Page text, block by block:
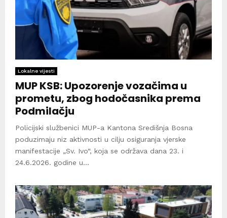
Lokalne vijesti
MUP KSB: Upozorenje vozačima u
prometu, zbog hodočasnika prema
Podmilačju
Policijski službenici MUP-a Kantona Središnja Bosna
poduzimaju niz aktivnosti u cilju osiguranja vjerske
manifestacije „Sv. Ivo“, koja se održava dana 23. i
24.6.2026. godine u...